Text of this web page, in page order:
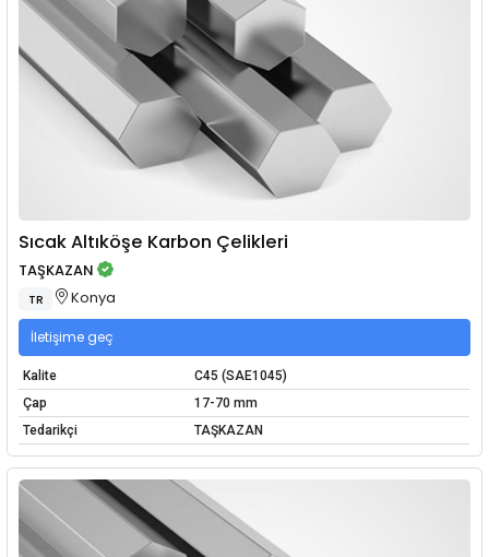
Sıcak Altıköşe Karbon Çelikleri
TAŞKAZAN
TR Konya
İletişime geç
Kalite
C45 (SAE1045)
Çap
17-70 mm
Tedarikçi
TAŞKAZAN